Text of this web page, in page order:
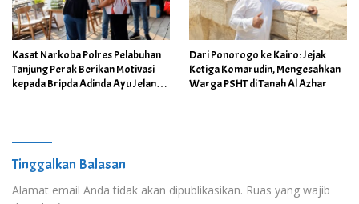
Kasat Narkoba Polres Pelabuhan
Tanjung Perak Berikan Motivasi
kepada Bripda Adinda Ayu Jelang
Dari Ponorogo ke Kairo: Jejak
Ketiga Komarudin, Mengesahkan
Warga PSHT di Tanah Al Azhar
Tinggalkan Balasan
Alamat email Anda tidak akan dipublikasikan. Ruas yang wajib